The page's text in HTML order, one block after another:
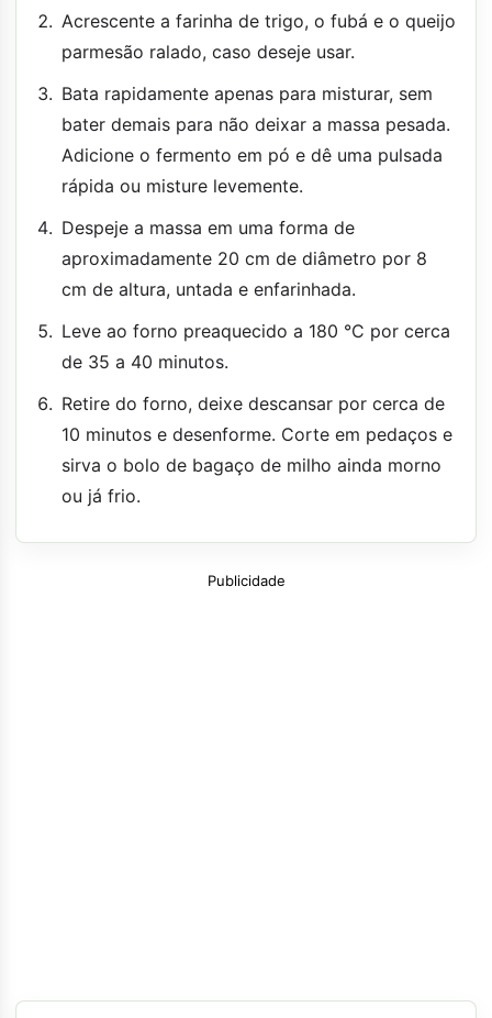
Acrescente a farinha de trigo, o fubá e o queijo
parmesão ralado, caso deseje usar.
Bata rapidamente apenas para misturar, sem
bater demais para não deixar a massa pesada.
Adicione o fermento em pó e dê uma pulsada
rápida ou misture levemente.
Despeje a massa em uma forma de
aproximadamente 20 cm de diâmetro por 8
cm de altura, untada e enfarinhada.
Leve ao forno preaquecido a 180 °C por cerca
de 35 a 40 minutos.
Retire do forno, deixe descansar por cerca de
10 minutos e desenforme. Corte em pedaços e
sirva o bolo de bagaço de milho ainda morno
ou já frio.
Publicidade